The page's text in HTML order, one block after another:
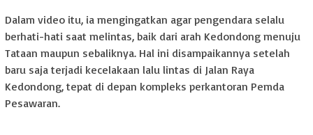
Dalam video itu, ia mengingatkan agar pengendara selalu
berhati-hati saat melintas, baik dari arah Kedondong menuju
Tataan maupun sebaliknya. Hal ini disampaikannya setelah
baru saja terjadi kecelakaan lalu lintas di Jalan Raya
Kedondong, tepat di depan kompleks perkantoran Pemda
Pesawaran.